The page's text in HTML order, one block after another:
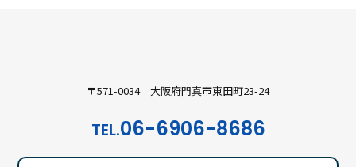
〒571-0034 大阪府門真市東田町23-24
TEL.06-6906-8686